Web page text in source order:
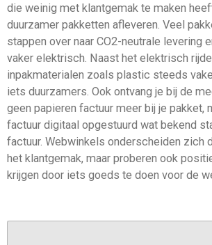
die weinig met klantgemak te maken
duurzamer pakketten afleveren. Veel
stappen over naar CO2-neutrale levering
vaker elektrisch. Naast het elektrisch
inpakmaterialen zoals plastic steeds
iets duurzamers. Ook ontvang je bij de
geen papieren factuur meer bij je pakket,
factuur digitaal opgestuurd wat bekend
factuur. Webwinkels onderscheiden zich
het klantgemak, maar proberen ook
krijgen door iets goeds te doen voor de